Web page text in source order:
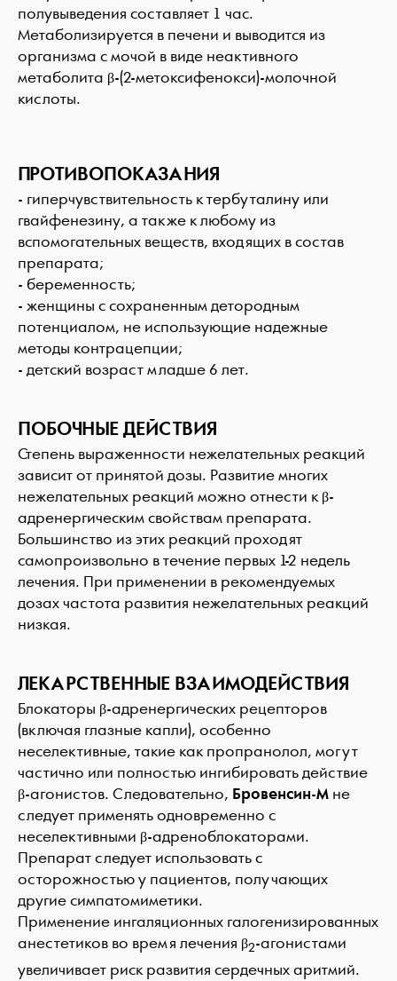
полувыведения составляет 1 час.
Метаболизируется в печени и выводится из
организма с мочой в виде неактивного
метаболита β-(2-метоксифенокси)-молочной
кислоты.
ПРОТИВОПОКАЗАНИЯ
- гиперчувствительность к тербуталину или
гвайфенезину, а также к любому из
вспомогательных веществ, входящих в состав
препарата;
- беременность;
- женщины с сохраненным детородным
потенциалом, не использующие надежные
методы контрацепции;
- детский возраст младше 6 лет.
ПОБОЧНЫЕ ДЕЙСТВИЯ
Степень выраженности нежелательных реакций
зависит от принятой дозы. Развитие многих
нежелательных реакций можно отнести к β-
адренергическим свойствам препарата.
Большинство из этих реакций проходят
самопроизвольно в течение первых 1-2 недель
лечения. При применении в рекомендуемых
дозах частота развития нежелательных реакций
низкая.
ЛЕКАРСТВЕННЫЕ ВЗАИМОДЕЙСТВИЯ
Блокаторы β-адренергических рецепторов
(включая глазные капли), особенно
неселективные, такие как пропранолол, могут
частично или полностью ингибировать действие
β-агонистов. Следовательно, Бровенсин-М не
следует применять одновременно с
неселективными β-адреноблокаторами.
Препарат следует использовать с
осторожностью у пациентов, получающих
другие симпатомиметики.
Применение ингаляционных галогенизированных
анестетиков во время лечения β2-агонистами
увеличивает риск развития сердечных аритмий.